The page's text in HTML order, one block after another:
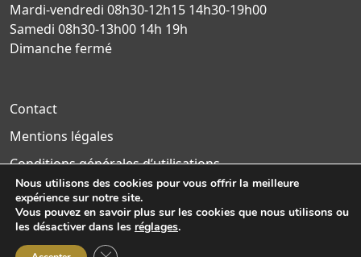
Nous utilisons des cookies pour vous offrir la meilleure
expérience sur notre site.
Vous pouvez en savoir plus sur les cookies que nous utilisons ou
les désactiver dans les réglages.
Fermer la bannière des cookies GDPR
Mardi-vendredi 08h30-12h15 14h30-19h00
Samedi 08h30-13h00 14h 19h
Dimanche fermé
Contact
Mentions légales
Conditions générales d’utilisations
Politique de confidentialité
Site WordPress par Nouvel Oeil